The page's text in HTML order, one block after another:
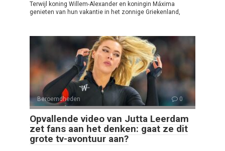
Terwijl koning Willem-Alexander en koningin Máxima
genieten van hun vakantie in het zonnige Griekenland,
Beroemdheden 0
Opvallende video van Jutta Leerdam
zet fans aan het denken: gaat ze dit
grote tv-avontuur aan?